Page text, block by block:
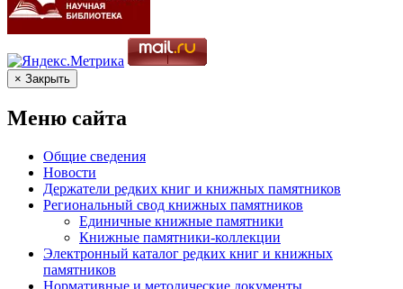
× Закрыть
Меню сайта
Общие сведения
Новости
Держатели редких книг и книжных памятников
Региональный свод книжных памятников
Единичные книжные памятники
Книжные памятники-коллекции
Электронный каталог редких книг и книжных
памятников